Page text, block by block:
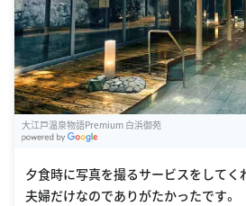
大江戸温泉物語Premium 白浜御苑
夕食時に写真を撮るサービスをしてく
夫婦だけなのでありがたかったです。